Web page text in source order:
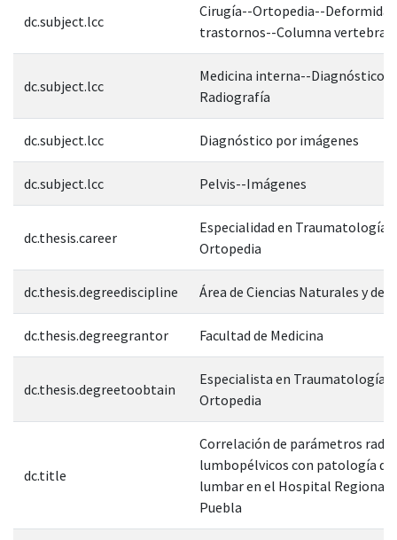
dc.subject.lcc
Cirugía--Ortopedia--
trastornos--Columna vertebral
dc.subject.lcc
Medicina interna--Diagnóstico--
Radiografía
dc.subject.lcc Diagnóstico por imágenes
dc.subject.lcc Pelvis--Imágenes
dc.thesis.career
Especialidad en Traumatología y
Ortopedia
dc.thesis.degreediscipline Área de Ciencias Naturales y de
dc.thesis.degreegrantor Facultad de Medicina
dc.thesis.degreetoobtain
Especialista en Traumatología y
Ortopedia
dc.title
Correlación de parámetros
lumbopélvicos con patología
lumbar en el Hospital Regional
Puebla